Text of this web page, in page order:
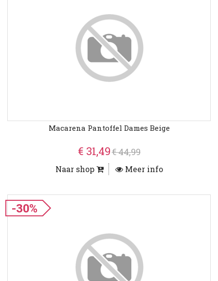
Macarena Pantoffel Dames Beige
€ 31,49€ 44,99
Naar shop Meer info
-30%